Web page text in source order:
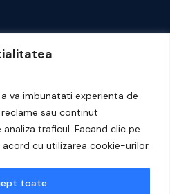
va imbunatati experienta de
sau continut
traficul. Facand clic pe
acord cu utilizarea cookie-urilor.
toate
2-4B, Globalworth Campus